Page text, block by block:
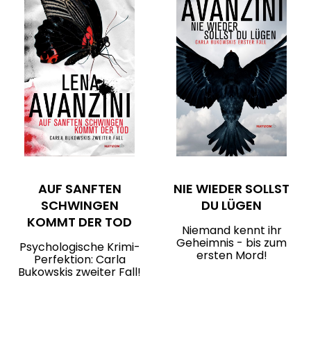
AUF SANFTEN
SCHWINGEN
KOMMT DER TOD
Psychologische Krimi-
Perfektion: Carla
Bukowskis zweiter Fall!
NIE WIEDER SOLLST
DU LÜGEN
Niemand kennt ihr
Geheimnis - bis zum
ersten Mord!